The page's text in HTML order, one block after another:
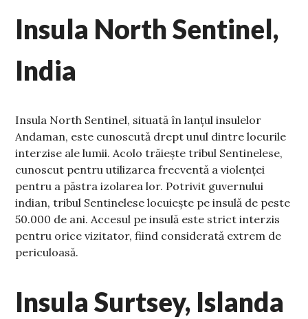
Insula North Sentinel,
India
Insula North Sentinel, situată în lanțul insulelor
Andaman, este cunoscută drept unul dintre locurile
interzise ale lumii. Acolo trăiește tribul Sentinelese,
cunoscut pentru utilizarea frecventă a violenței
pentru a păstra izolarea lor. Potrivit guvernului
indian, tribul Sentinelese locuiește pe insulă de peste
50.000 de ani. Accesul pe insulă este strict interzis
pentru orice vizitator, fiind considerată extrem de
periculoasă.
Insula Surtsey, Islanda